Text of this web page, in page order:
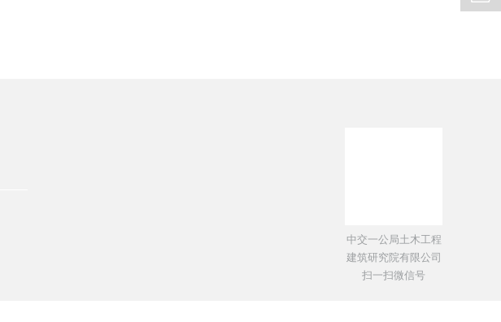
中交一公局土木工程
建筑研究院有限公司
扫一扫微信号